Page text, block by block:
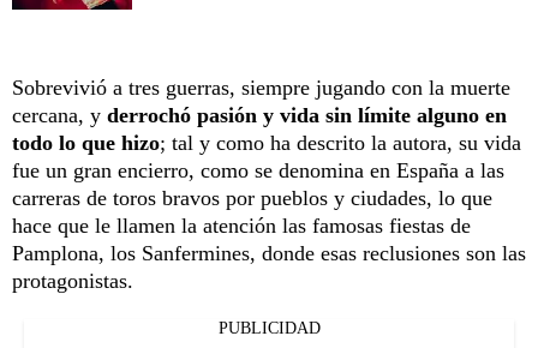
Sobrevivió a tres guerras, siempre jugando con la muerte
cercana, y derrochó pasión y vida sin límite alguno en
todo lo que hizo; tal y como ha descrito la autora, su vida
fue un gran encierro, como se denomina en España a las
carreras de toros bravos por pueblos y ciudades, lo que
hace que le llamen la atención las famosas fiestas de
Pamplona, los Sanfermines, donde esas reclusiones son las
protagonistas.
PUBLICIDAD